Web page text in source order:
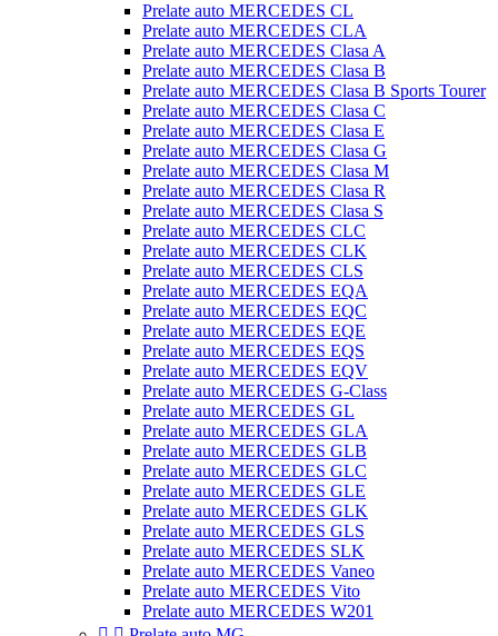
Prelate auto MERCEDES CL
Prelate auto MERCEDES CLA
Prelate auto MERCEDES Clasa A
Prelate auto MERCEDES Clasa B
Prelate auto MERCEDES Clasa B Sports Tourer
Prelate auto MERCEDES Clasa C
Prelate auto MERCEDES Clasa E
Prelate auto MERCEDES Clasa G
Prelate auto MERCEDES Clasa M
Prelate auto MERCEDES Clasa R
Prelate auto MERCEDES Clasa S
Prelate auto MERCEDES CLC
Prelate auto MERCEDES CLK
Prelate auto MERCEDES CLS
Prelate auto MERCEDES EQA
Prelate auto MERCEDES EQC
Prelate auto MERCEDES EQE
Prelate auto MERCEDES EQS
Prelate auto MERCEDES EQV
Prelate auto MERCEDES G-Class
Prelate auto MERCEDES GL
Prelate auto MERCEDES GLA
Prelate auto MERCEDES GLB
Prelate auto MERCEDES GLC
Prelate auto MERCEDES GLE
Prelate auto MERCEDES GLK
Prelate auto MERCEDES GLS
Prelate auto MERCEDES SLK
Prelate auto MERCEDES Vaneo
Prelate auto MERCEDES Vito
Prelate auto MERCEDES W201